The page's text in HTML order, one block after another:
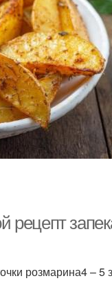
розмарина4 – 5